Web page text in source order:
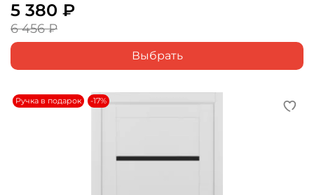
5 380 ₽
6 456 ₽
Выбрать
Ручка в подарок -17%